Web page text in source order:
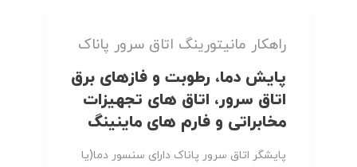
راهکار مانیتورینگ اتاق سرور پاناک
پایش دما، رطوبت و فازهای برق
اتاق سرور، اتاق های تجهیزات
مخابراتی و فارم های ماینینگ
پایشگر اتاق سرور پاناک دارای سنسور دما(یا